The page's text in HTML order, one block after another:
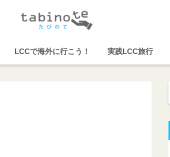
LCCで海外に行こう！ 実践LCC旅行